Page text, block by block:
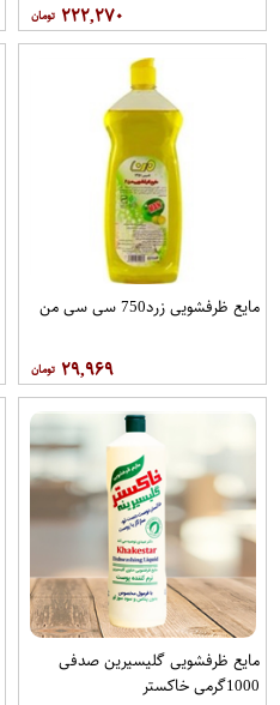
۲۲۲,۲۷۰
مایع ظرفشویی زرد750 سی سی من
۲۹,۹۶۹
مایع ظرفشویی گلیسیرین صدفی
1000گرمی خاکستر